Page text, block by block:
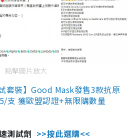
點擊圖片放大
套裝】Good Mask發售3款抗原
支 獲歐盟認證+無限購數量
測試劑 >>按此選購<<